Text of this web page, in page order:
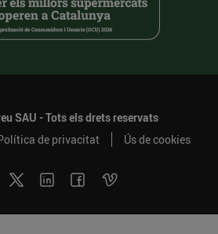
SAU - Tots els drets reservats
de privacitat Ús de cookies